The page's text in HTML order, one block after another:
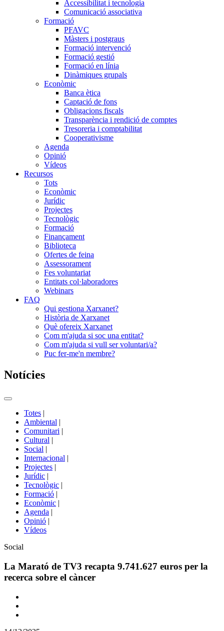
Accessibilitat i tecnologia
Comunicació associativa
Formació
PFAVC
Màsters i postgraus
Formació intervenció
Formació gestió
Formació en línia
Dinàmiques grupals
Econòmic
Banca ètica
Captació de fons
Obligacions fiscals
Transparència i rendició de comptes
Tresoreria i comptabilitat
Cooperativisme
Agenda
Opinió
Vídeos
Recursos
Tots
Econòmic
Jurídic
Projectes
Tecnològic
Formació
Finançament
Biblioteca
Ofertes de feina
Assessorament
Fes voluntariat
Entitats col·laboradores
Webinars
FAQ
Qui gestiona Xarxanet?
Història de Xarxanet
Què ofereix Xarxanet
Com m'ajuda si soc una entitat?
Com m'ajuda si vull ser voluntari/a?
Puc fer-me'n membre?
Notícies
Commutador
portals
Totes |
Ambiental |
Comunitari |
Cultural |
Social |
Internacional |
Projectes |
Jurídic |
Tecnològic |
Formació |
Econòmic |
Agenda |
Opinió |
Vídeos
Àmbit
la
Social
La Marató de TV3 recapta 9.741.627 euros per la
recerca sobre el càncer
Comparteix